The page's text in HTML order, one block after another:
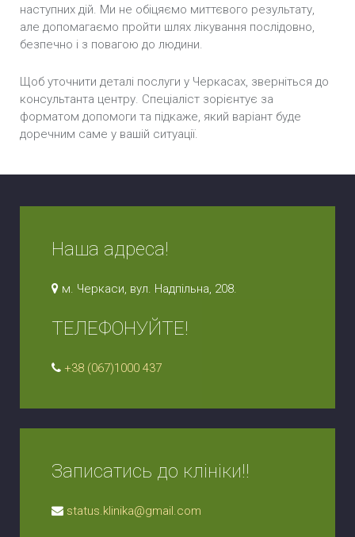
наступних дій. Ми не обіцяємо миттєвого результату,
але допомагаємо пройти шлях лікування послідовно,
безпечно і з повагою до людини.
Щоб уточнити деталі послуги у Черкасах, зверніться до
консультанта центру. Спеціаліст зорієнтує за
форматом допомоги та підкаже, який варіант буде
доречним саме у вашій ситуації.
Наша адреса!
м. Черкаси, вул. Надпільна, 208.
ТЕЛЕФОНУЙТЕ!
+38 (067)1000 437
Записатись до клініки!!
status.klinika@gmail.com